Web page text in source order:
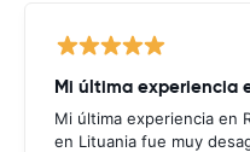
Mi última experiencia
Mi última experiencia en
en Lituania fue muy